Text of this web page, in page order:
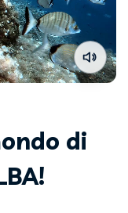
di